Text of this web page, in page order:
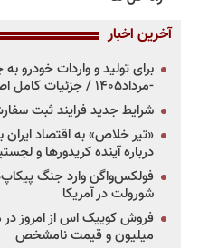
آخرین اخبار
برای تولید و واردات خودرو
-مرداد۱۴۰۵ / جزئیات کامل اصلاحیه آیین‌نامه اجرایی ماده ۱۰
شرایط جدید فرایند ثبت
«تیر خلاص» به اقتصاد
درباره آینده کریدورها و
فولکس‌واگن وارد جنگ
شورولت در آمریکا
میلیون و قیمت نامشخص